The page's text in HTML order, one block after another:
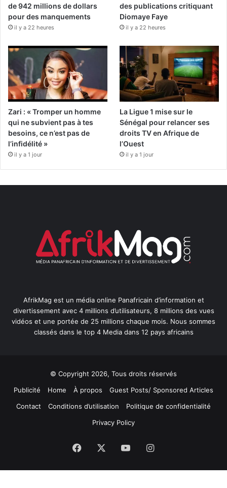
de 942 millions de dollars
pour des manquements
il y a 22 heures
des publications critiquant
Diomaye Faye
il y a 22 heures
Zari : « Tromper un homme
qui ne subvient pas à tes
besoins, ce n’est pas de
l’infidélité »
il y a 1 jour
La Ligue 1 mise sur le
Sénégal pour relancer ses
droits TV en Afrique de
l’Ouest
il y a 1 jour
AfrikMag est un média online Panafricain d’information et
divertissement avec 4 millions d’utilisateurs, 8 millions des vues
vidéos et une portée de 25 millions chaque mois. Nous sommes
classés dans le top 4 Media dans 12 pays africains
© Copyright 2026, Tous droits réservés
Publicité
Home À propos
Guest Posts/ Sponsored Articles
Contact
Conditions d’utilisation
Politique de confidentialité
Privacy Policy
Facebook YouTubeInstagram